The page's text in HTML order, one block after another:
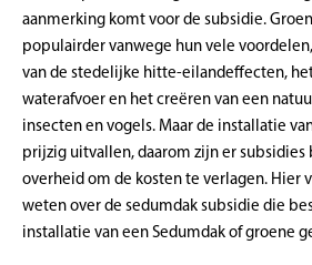
aanmerking komt voor de subsidie.
populairder vanwege hun vele
van de stedelijke hitte-eilandeffecten,
waterafvoer en het creëren van een
insecten en vogels. Maar de installatie
prijzig uitvallen, daarom zijn er subsidies
overheid om de kosten te verlagen. Hier
weten over de sedumdak subsidie die
installatie van een Sedumdak of groene